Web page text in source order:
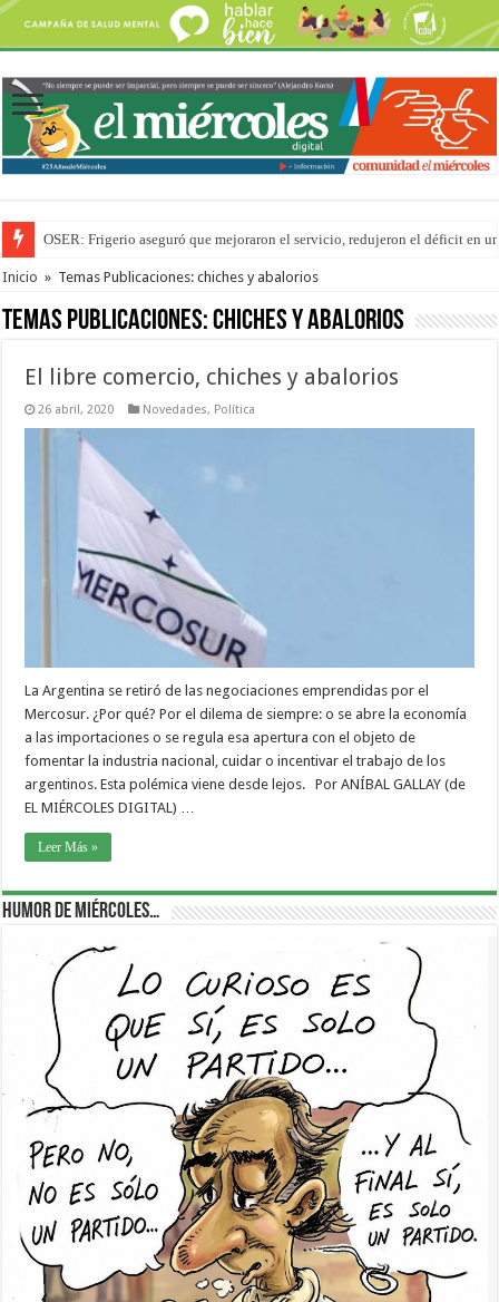
OSER: Frigerio aseguró que mejoraron el servicio, redujeron el déficit en
Por primera vez hicieron una cirugía de reconstrucción torácica en el
Inicio » Temas Publicaciones: chiches y abalorios
Temas Publicaciones:chiches y abalorios
El libre comercio, chiches y abalorios
26 abril, 2020 Novedades, Política
La Argentina se retiró de las negociaciones emprendidas por el
Mercosur. ¿Por qué? Por el dilema de siempre: o se abre la economía
a las importaciones o se regula esa apertura con el objeto de
fomentar la industria nacional, cuidar o incentivar el trabajo de los
argentinos. Esta polémica viene desde lejos. Por ANÍBAL GALLAY (de
EL MIÉRCOLES DIGITAL) …
Leer Más »
Humor de Miércoles…